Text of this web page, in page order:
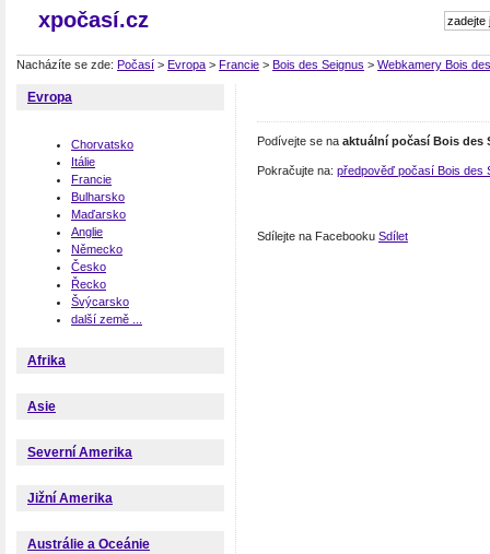
xpočasí.cz
Nacházíte se zde: Počasí > Evropa > Francie > Bois des Seignus > Webkamery Bois
Evropa
Chorvatsko
Itálie
Francie
Bulharsko
Maďarsko
Anglie
Německo
Česko
Řecko
Švýcarsko
další země ...
Afrika
Asie
Severní Amerika
Jižní Amerika
Austrálie a Oceánie
Podívejte se na aktuální počasí Bois des
Pokračujte na: předpověď počasí Bois des
Sdílejte na Facebooku Sdílet